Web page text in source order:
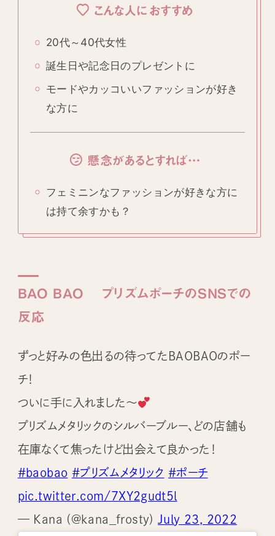
こんな人におすすめ
20代～40代女性
誕生日や記念日のプレゼントに
モードやカッコいいファッションが好き
な方に
懸念があるとすれば…
フェミニンなファッションが好きな方に
は持て余すかも？
BAO BAO プリズムポーチのSNSでの
反応
ずっと好みの色出るの待ってたBAOBAOのポー
チ！
ついに手に入れました〜
プリズムメタリックのシルバーブルー、どの店舗も
在庫なくて焦ったけど出会えて良かった！
#baobao #プリズムメタリック #ポーチ
pic.twitter.com/7XY2gudt5l
— Kana (@kana_frosty)
July 23, 2022